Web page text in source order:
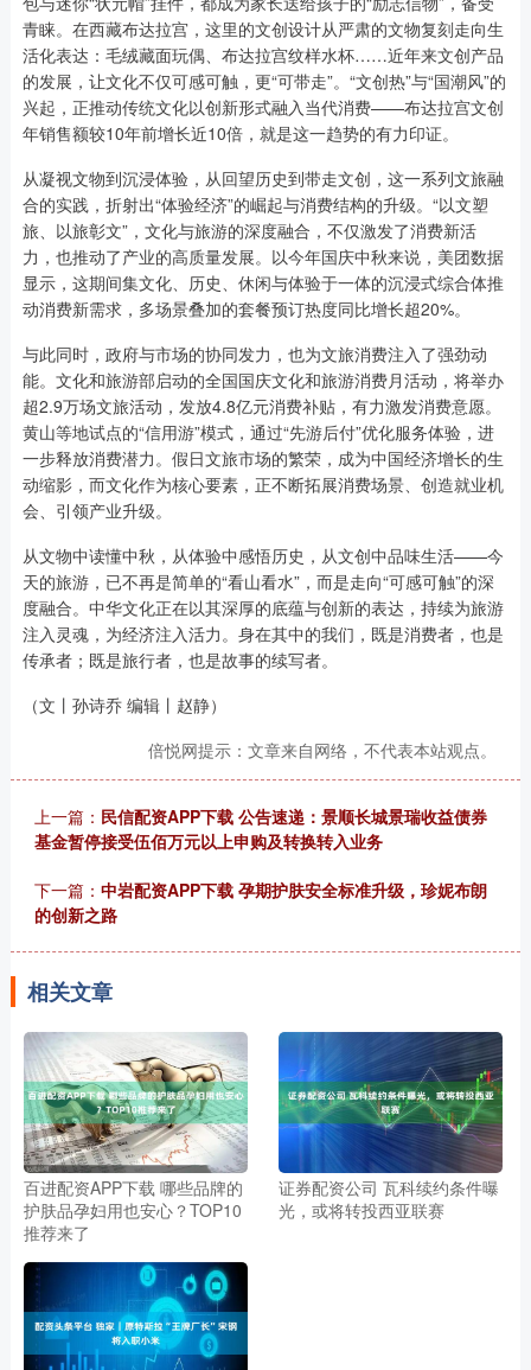
青睐。在西藏布达拉宫，这里的文创设计从严肃的文物复刻走向生
活化表达：毛绒藏面玩偶、布达拉宫纹样水杯……近年来文创产品
的发展，让文化不仅可感可触，更“可带走”。“文创热”与“国潮风”的
兴起，正推动传统文化以创新形式融入当代消费——布达拉宫文创
年销售额较10年前增长近10倍，就是这一趋势的有力印证。
从凝视文物到沉浸体验，从回望历史到带走文创，这一系列文旅融
合的实践，折射出“体验经济”的崛起与消费结构的升级。“以文塑
旅、以旅彰文”，文化与旅游的深度融合，不仅激发了消费新活
力，也推动了产业的高质量发展。以今年国庆中秋来说，美团数据
显示，这期间集文化、历史、休闲与体验于一体的沉浸式综合体推
动消费新需求，多场景叠加的套餐预订热度同比增长超20%。
与此同时，政府与市场的协同发力，也为文旅消费注入了强劲动
能。文化和旅游部启动的全国国庆文化和旅游消费月活动，将举办
超2.9万场文旅活动，发放4.8亿元消费补贴，有力激发消费意愿。
黄山等地试点的“信用游”模式，通过“先游后付”优化服务体验，进
一步释放消费潜力。假日文旅市场的繁荣，成为中国经济增长的生
动缩影，而文化作为核心要素，正不断拓展消费场景、创造就业机
会、引领产业升级。
从文物中读懂中秋，从体验中感悟历史，从文创中品味生活——今
天的旅游，已不再是简单的“看山看水”，而是走向“可感可触”的深
度融合。中华文化正在以其深厚的底蕴与创新的表达，持续为旅游
注入灵魂，为经济注入活力。身在其中的我们，既是消费者，也是
传承者；既是旅行者，也是故事的续写者。
（文丨孙诗乔 编辑丨赵静）
倍悦网提示：文章来自网络，不代表本站观点。
上一篇： 民信配资APP下载 公告速递：景顺长城景瑞收益债券
基金暂停接受伍佰万元以上申购及转换转入业务
下一篇： 中岩配资APP下载 孕期护肤安全标准升级，珍妮布朗
的创新之路
相关文章
百进配资APP下载 哪些品牌的
护肤品孕妇用也安心？TOP10
推荐来了
证券配资公司 瓦科续约条件曝
光，或将转投西亚联赛